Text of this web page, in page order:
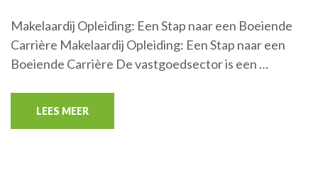
Makelaardij Opleiding: Een Stap naar een Boeiende
Carrière Makelaardij Opleiding: Een Stap naar een
Boeiende Carrière De vastgoedsector is een …
LEES MEER